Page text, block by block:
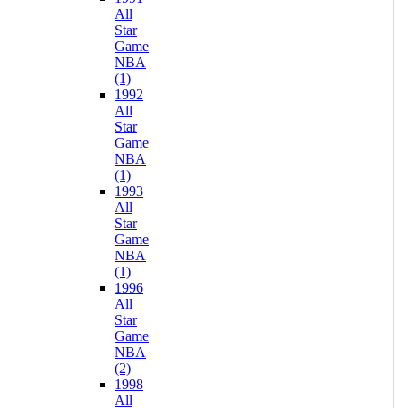
All
Star
Game
NBA
(1)
1992
All
Star
Game
NBA
(1)
1993
All
Star
Game
NBA
(1)
1996
All
Star
Game
NBA
(2)
1998
All